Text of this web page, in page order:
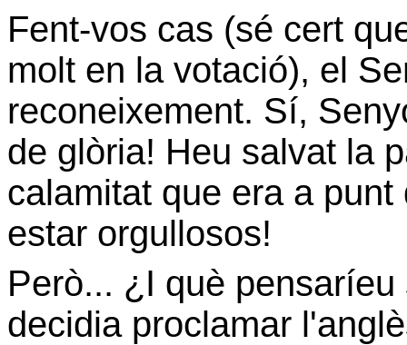
Fent-vos cas (sé cert
molt en la votació), el
reconeixement. Sí,
de glòria! Heu salvat la
calamitat que era a
estar orgullosos!
Però... ¿I què
decidia proclamar